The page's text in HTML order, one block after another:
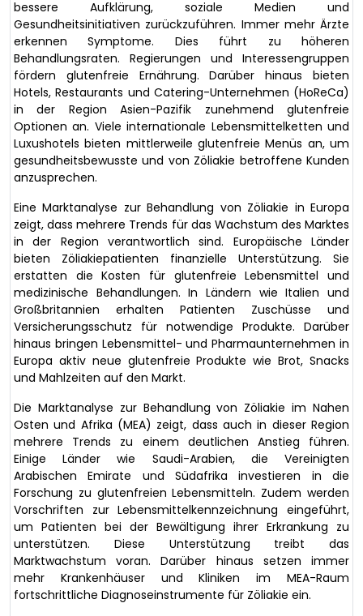
bessere Aufklärung, soziale Medien und
Gesundheitsinitiativen zurückzuführen. Immer mehr Ärzte
erkennen Symptome. Dies führt zu höheren
Behandlungsraten. Regierungen und Interessengruppen
fördern glutenfreie Ernährung. Darüber hinaus bieten
Hotels, Restaurants und Catering-Unternehmen (HoReCa)
in der Region Asien-Pazifik zunehmend glutenfreie
Optionen an. Viele internationale Lebensmittelketten und
Luxushotels bieten mittlerweile glutenfreie Menüs an, um
gesundheitsbewusste und von Zöliakie betroffene Kunden
anzusprechen.
Eine Marktanalyse zur Behandlung von Zöliakie in Europa
zeigt, dass mehrere Trends für das Wachstum des Marktes
in der Region verantwortlich sind. Europäische Länder
bieten Zöliakiepatienten finanzielle Unterstützung. Sie
erstatten die Kosten für glutenfreie Lebensmittel und
medizinische Behandlungen. In Ländern wie Italien und
Großbritannien erhalten Patienten Zuschüsse und
Versicherungsschutz für notwendige Produkte. Darüber
hinaus bringen Lebensmittel- und Pharmaunternehmen in
Europa aktiv neue glutenfreie Produkte wie Brot, Snacks
und Mahlzeiten auf den Markt.
Die Marktanalyse zur Behandlung von Zöliakie im Nahen
Osten und Afrika (MEA) zeigt, dass auch in dieser Region
mehrere Trends zu einem deutlichen Anstieg führen.
Einige Länder wie Saudi-Arabien, die Vereinigten
Arabischen Emirate und Südafrika investieren in die
Forschung zu glutenfreien Lebensmitteln. Zudem werden
Vorschriften zur Lebensmittelkennzeichnung eingeführt,
um Patienten bei der Bewältigung ihrer Erkrankung zu
unterstützen. Diese Unterstützung treibt das
Marktwachstum voran. Darüber hinaus setzen immer
mehr Krankenhäuser und Kliniken im MEA-Raum
fortschrittliche Diagnoseinstrumente für Zöliakie ein.